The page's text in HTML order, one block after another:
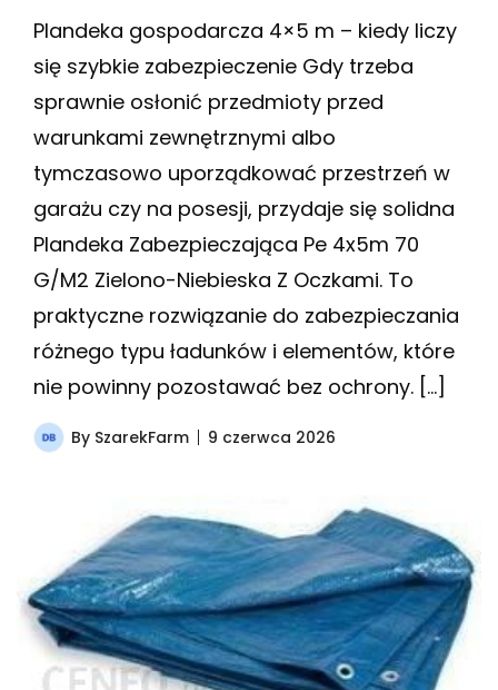
Plandeka gospodarcza 4×5 m – kiedy liczy
się szybkie zabezpieczenie Gdy trzeba
sprawnie osłonić przedmioty przed
warunkami zewnętrznymi albo
tymczasowo uporządkować przestrzeń w
garażu czy na posesji, przydaje się solidna
Plandeka Zabezpieczająca Pe 4x5m 70
G/M2 Zielono-Niebieska Z Oczkami. To
praktyczne rozwiązanie do zabezpieczania
różnego typu ładunków i elementów, które
nie powinny pozostawać bez ochrony. […]
By SzarekFarm 9 czerwca 2026